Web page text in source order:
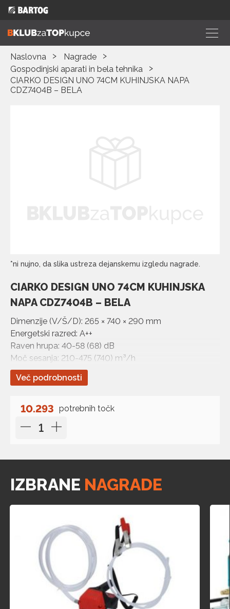
Naslovna
Nagrade
Gospodinjski aparati in bela tehnika
CIARKO DESIGN UNO 74CM KUHINJSKA NAPA
CDZ7404B – BELA
*ni nujno, da slika ustreza dejanskemu izgledu nagrade.
CIARKO DESIGN UNO 74CM KUHINJSKA
NAPA CDZ7404B – BELA
Dimenzije (V/Š/D): 265 × 740 × 290 mm
Energetski razred: A++
Raven hrupa: 40-58 (68) dB
Moč sesanja: 210-475 (740) m³/h
Ogljikov filter: 2x FWN185/V4
Več podrobnosti
10.293 potrebnih točk
IZBRANE NAGRADE